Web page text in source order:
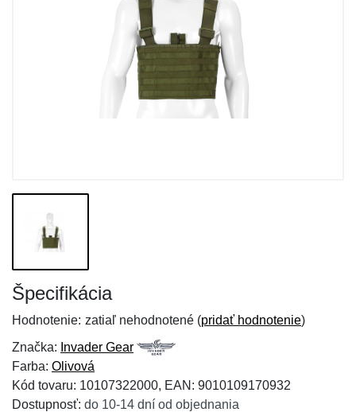
Špecifikácia
Hodnotenie: zatiaľ nehodnotené (pridať hodnotenie)
Značka: Invader Gear
Farba: Olivová
Kód tovaru: 10107322000, EAN: 9010109170932
Dostupnosť: do 10-14 dní od objednania